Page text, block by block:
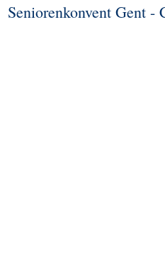
Seniorenkonvent Gent -